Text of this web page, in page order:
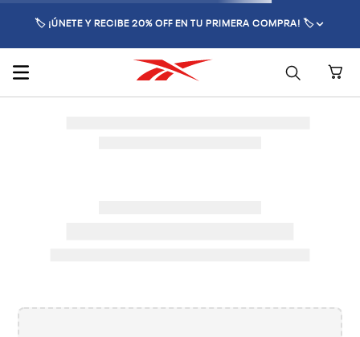
🏷️ ¡ÚNETE Y RECIBE 20% OFF EN TU PRIMERA COMPRA! 🏷️